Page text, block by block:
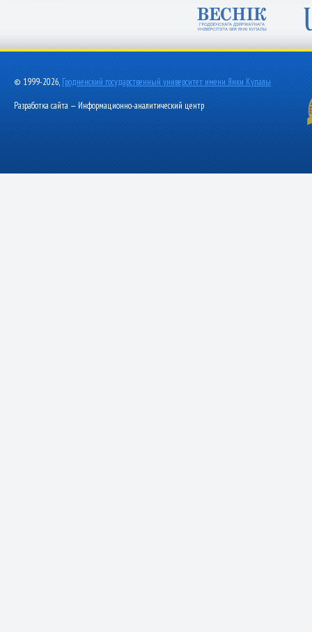
© 1999-2026, Гродненский государственный университет имени Янки Купалы
Разработка сайта — Информационно-аналитический центр